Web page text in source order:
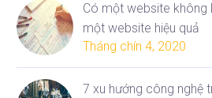
Có một website không
một website hiệu quả
Tháng chín 4, 2020
7 xu hướng công nghệ